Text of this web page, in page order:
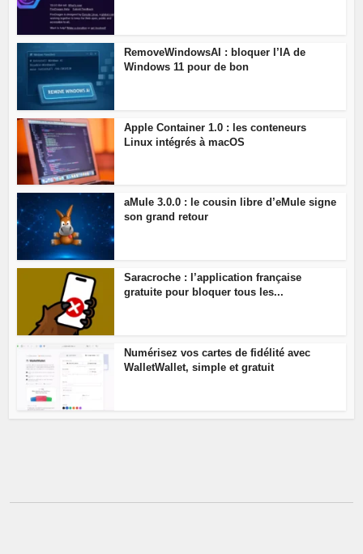
RemoveWindowsAI : bloquer l’IA de
Windows 11 pour de bon
Apple Container 1.0 : les conteneurs
Linux intégrés à macOS
aMule 3.0.0 : le cousin libre d’eMule signe
son grand retour
Saracroche : l’application française
gratuite pour bloquer tous les...
Numérisez vos cartes de fidélité avec
WalletWallet, simple et gratuit